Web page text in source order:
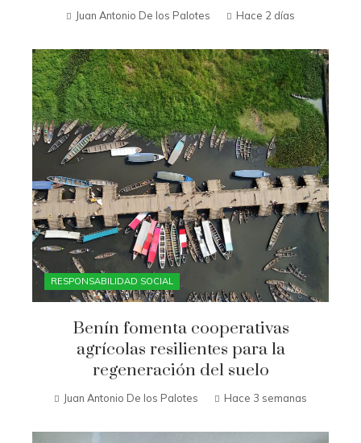
Juan Antonio De los Palotes Hace 2 días
RESPONSABILIDAD SOCIAL
Benín fomenta cooperativas
agrícolas resilientes para la
regeneración del suelo
Juan Antonio De los Palotes Hace 3 semanas